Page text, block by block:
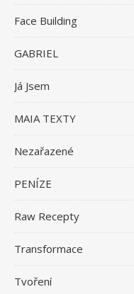
Face Building
GABRIEL
Já Jsem
MAIA TEXTY
Nezařazené
PENÍZE
Raw Recepty
Transformace
Tvoření